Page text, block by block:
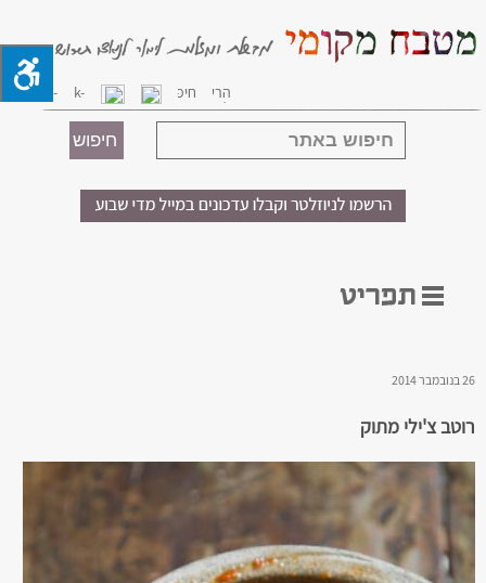
26 בנובמבר 2014
רוטב צ'ילי מתוק